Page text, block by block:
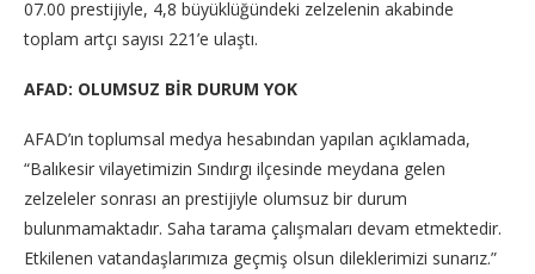
07.00 prestijiyle, 4,8 büyüklüğündeki zelzelenin akabinde
toplam artçı sayısı 221’e ulaştı.
AFAD: OLUMSUZ BİR DURUM YOK
AFAD’ın toplumsal medya hesabından yapılan açıklamada,
“Balıkesir vilayetimizin Sındırgı ilçesinde meydana gelen
zelzeleler sonrası an prestijiyle olumsuz bir durum
bulunmamaktadır. Saha tarama çalışmaları devam etmektedir.
Etkilenen vatandaşlarımıza geçmiş olsun dileklerimizi sunarız.”